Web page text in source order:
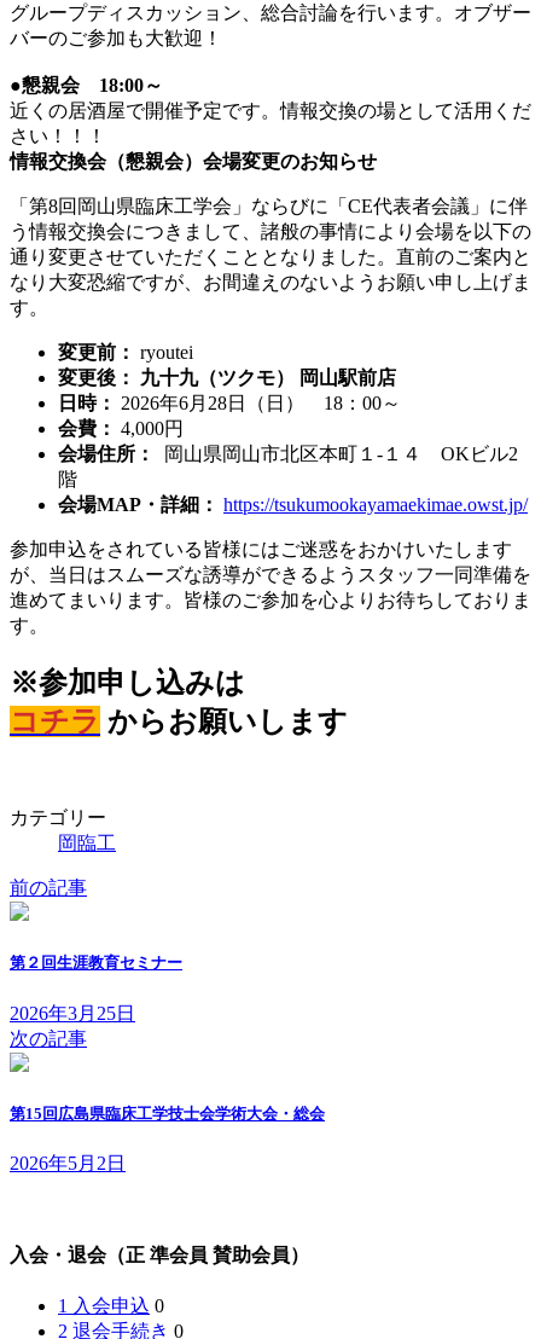
グループディスカッション、総合討論を行います。オブザー
バーのご参加も大歓迎！
●懇親会 18:00～
近くの居酒屋で開催予定です。情報交換の場として活用くだ
さい！！！
情報交換会（懇親会）会場変更のお知らせ
「第8回岡山県臨床工学会」ならびに「CE代表者会議」に伴
う情報交換会につきまして、諸般の事情により会場を以下の
通り変更させていただくこととなりました。直前のご案内と
なり大変恐縮ですが、お間違えのないようお願い申し上げま
す。
変更前： ryoutei
変更後：
九十九（ツクモ） 岡山駅前店
日時：
2026年6月28日（日） 18：00～
会費： 4,000円
会場住所：
岡山県岡山市北区本町１-１４ OKビル2
階
会場MAP・詳細： https://tsukumookayamaekimae.owst.jp/
参加申込をされている皆様にはご迷惑をおかけいたします
が、当日はスムーズな誘導ができるようスタッフ一同準備を
進めてまいります。皆様のご参加を心よりお待ちしておりま
す。
※参加申し込みは
コチラ からお願いします
カテゴリー
岡臨工
前の記事
第２回生涯教育セミナー
2026年3月25日
次の記事
第15回広島県臨床工学技士会学術大会・総会
2026年5月2日
入会・退会（正 準会員 賛助会員）
1 入会申込 0
2 退会手続き 0